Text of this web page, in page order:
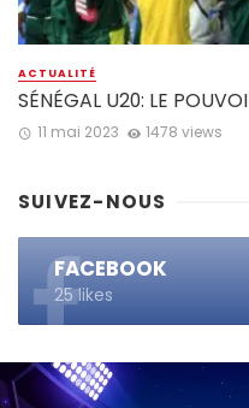
ACTUALITÉ
SÉNÉGAL U20: LE
11 mai 2023 1478 views
SUIVEZ-NOUS
FACEBOOK
25 likes